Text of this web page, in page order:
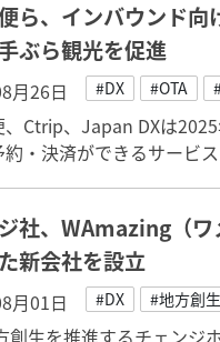
ら、インバウンド
ぶら観光を促進
月26日 #DX #OTA
Ctrip、Japan DXは
約・決済ができるサービ
社、WAmazing（
新会社を設立
月01日 #DX #地方創生
創生を推進するチェンジ